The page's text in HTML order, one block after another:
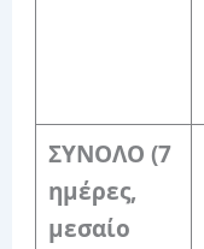
ΣΥΝΟΛΟ (7
ημέρες,
μεσαίο